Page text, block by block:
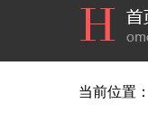
当前位置：